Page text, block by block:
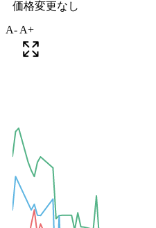
A-A+